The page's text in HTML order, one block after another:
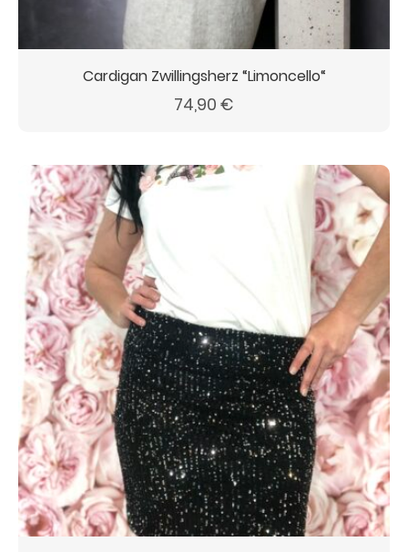
Cardigan Zwillingsherz “Limoncello“
74,90 €